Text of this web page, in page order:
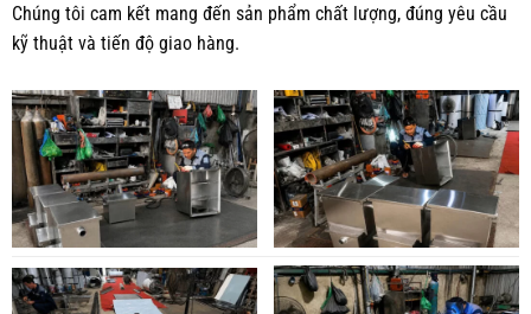
Chúng tôi cam kết mang đến sản phẩm chất lượng, đúng yêu cầu
kỹ thuật và tiến độ giao hàng.